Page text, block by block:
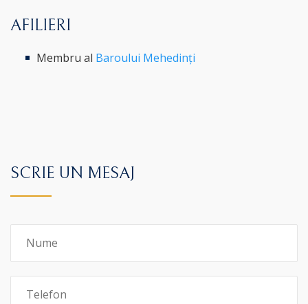
AFILIERI
Membru al Baroului Mehedinți
SCRIE UN MESAJ